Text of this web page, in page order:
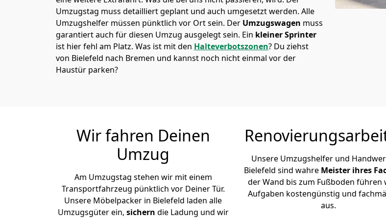
Umzugstag muss detailliert geplant und auch umgesetzt werden. Alle
Umzugshelfer müssen pünktlich vor Ort sein. Der Umzugswagen muss
garantiert auch für diesen Umzug ausgelegt sein. Ein kleiner Sprinter
ist hier fehl am Platz. Was ist mit den Halteverbotszonen? Du ziehst
von Bielefeld nach Bremen und kannst noch nicht einmal vor der
Haustür parken?
Wir fahren Deinen
Umzug
Am Umzugstag stehen wir mit einem
Transportfahrzeug pünktlich vor Deiner Tür.
Unsere Möbelpacker in Bielefeld laden alle
Umzugsgüter ein, sichern die Ladung und wir
Unsere Umzugshelfer und
Bielefeld sind wahre Meister ihres
der Wand bis zum Fußboden führen
Aufgaben kostengünstig und
aus.